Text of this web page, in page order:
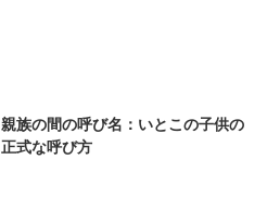
親族の間の呼び名：いとこの子供の
正式な呼び方